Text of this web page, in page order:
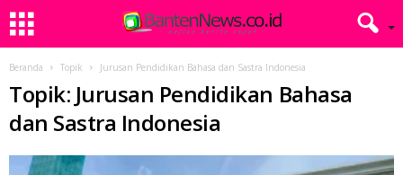
Beranda Topik Jurusan Pendidikan Bahasa dan Sastra Indonesia
Topik: Jurusan Pendidikan Bahasa
dan Sastra Indonesia